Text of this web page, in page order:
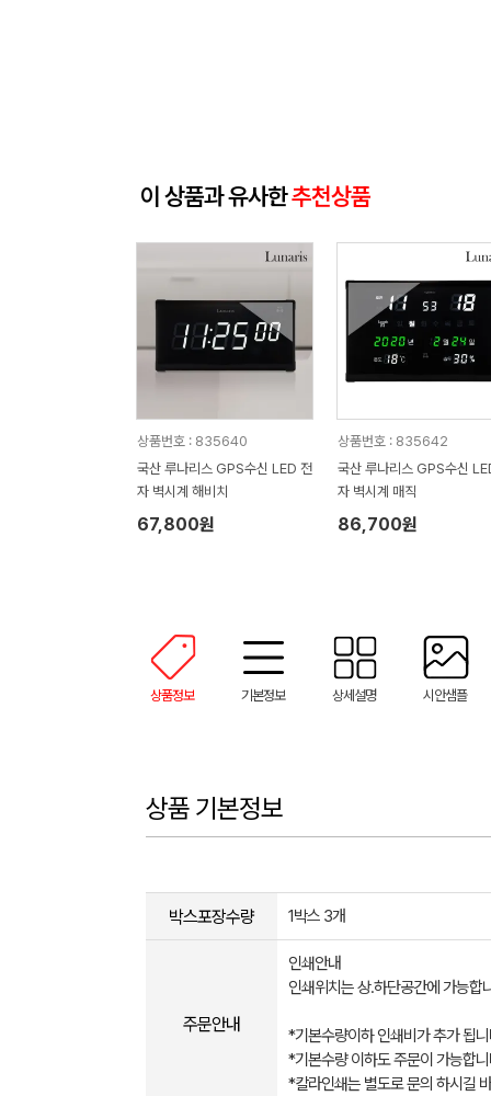
이 상품과 유사한추천상품
상품번호 : 835640
국산 루나리스 GPS수신 LED 전
자 벽시계 해비치
67,800원
상품번호 : 835642
국산 루나리스 GPS수신 LED 전
자 벽시계 매직
86,700원
상품정보 기본정보 상세설명 시안샘플
상품 기본정보
박스포장수량 1박스 3개
주문안내
인쇄안내
인쇄위치는 상.하단공간에 가능합
*기본수량이하 인쇄비가 추가 됩
*기본수량 이하도 주문이 가능합
*칼라인쇄는 별도로 문의 하시길